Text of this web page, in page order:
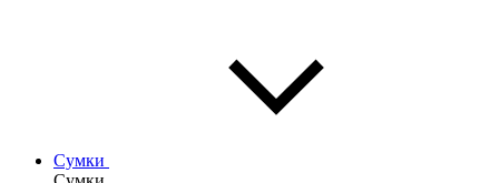
Сумки